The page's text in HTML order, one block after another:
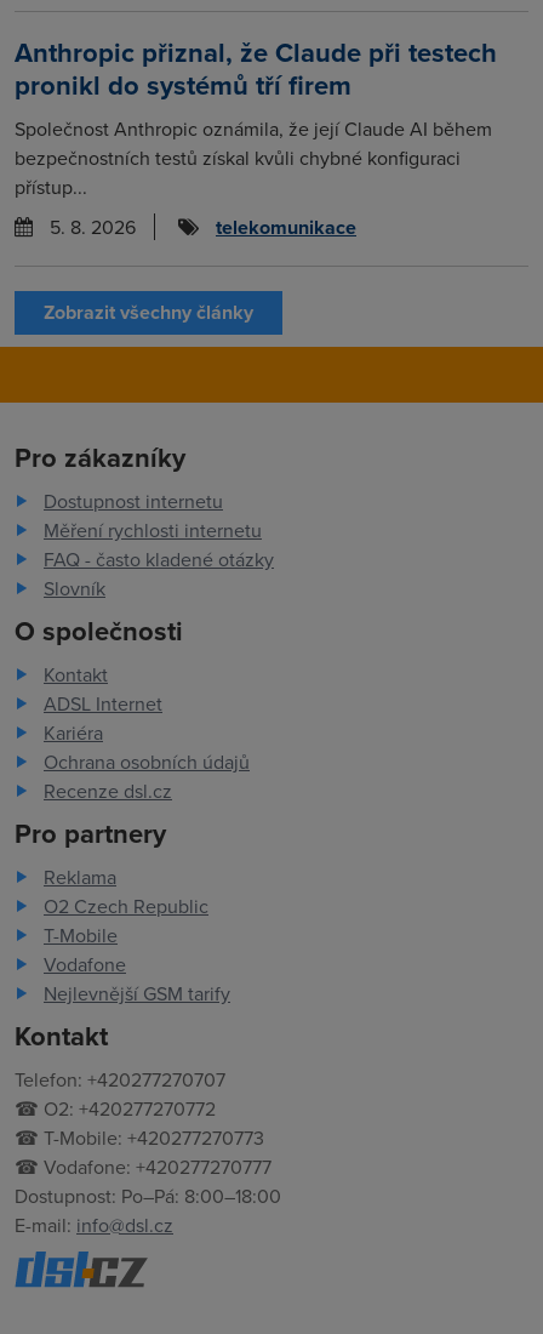
Anthropic přiznal, že Claude při testech
pronikl do systémů tří firem
Společnost Anthropic oznámila, že její Claude AI během
bezpečnostních testů získal kvůli chybné konfiguraci
přístup...
5. 8. 2026
telekomunikace
Zobrazit všechny články
Pro zákazníky
Dostupnost internetu
Měření rychlosti internetu
FAQ - často kladené otázky
Slovník
O společnosti
Kontakt
ADSL Internet
Kariéra
Ochrana osobních údajů
Recenze dsl.cz
Pro partnery
Reklama
O2 Czech Republic
T-Mobile
Vodafone
Nejlevnější GSM tarify
Kontakt
Telefon: +420277270707
☎ O2: +420277270772
☎ T-Mobile: +420277270773
☎ Vodafone: +420277270777
Dostupnost: Po–Pá: 8:00–18:00
E-mail: info@dsl.cz